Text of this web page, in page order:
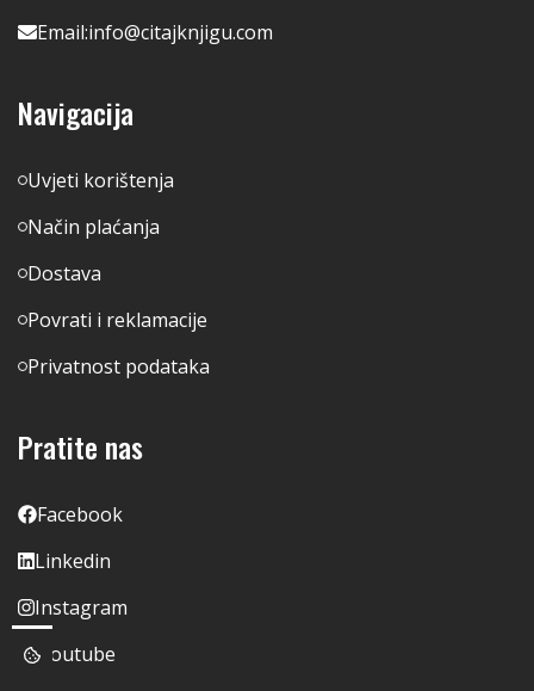
Email:info@citajknjigu.com
Navigacija
Uvjeti korištenja
Način plaćanja
Dostava
Povrati i reklamacije
Privatnost podataka
Pratite nas
Facebook
Linkedin
Instagram
Youtube